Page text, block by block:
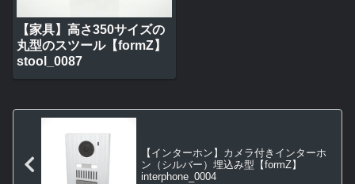
【家具】高さ350サイズの
丸型のスツール【formZ】
stool_0087
【インターホン】カメラ付きインターホ
ン（シルバー）埋込み型【formZ】
interphone_0004